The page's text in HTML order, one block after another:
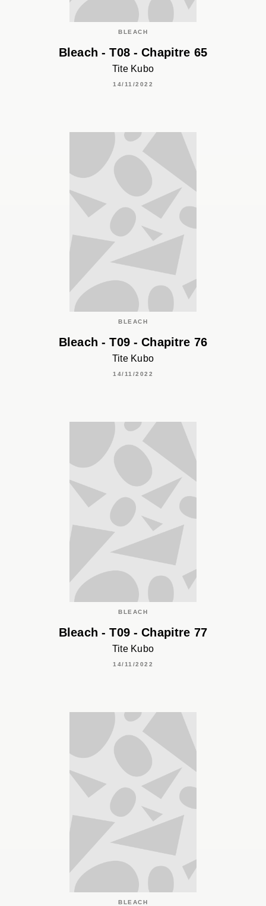
BLEACH
Bleach - T08 - Chapitre 65
Tite Kubo
14/11/2022
BLEACH
Bleach - T09 - Chapitre 76
Tite Kubo
14/11/2022
BLEACH
Bleach - T09 - Chapitre 77
Tite Kubo
14/11/2022
BLEACH